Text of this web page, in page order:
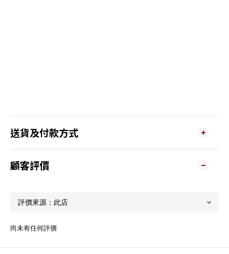
送貨及付款方式
顧客評價
尚未有任何評價